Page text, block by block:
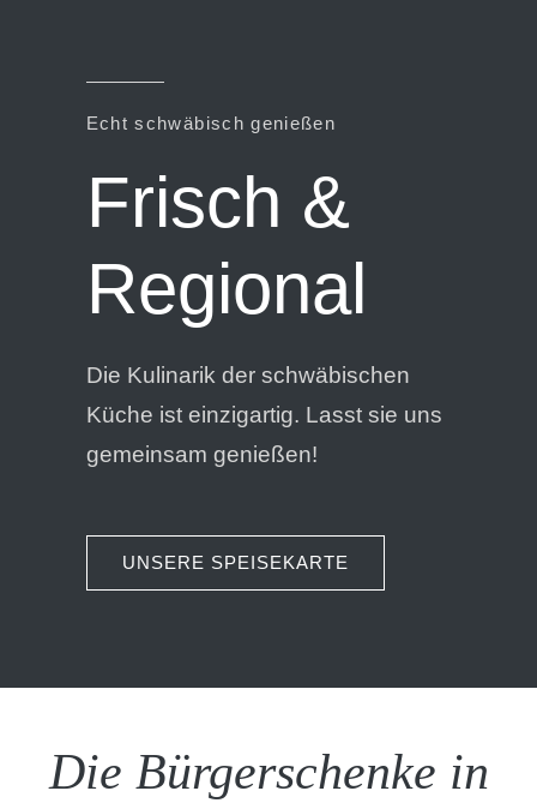
Echt schwäbisch genießen
Frisch &
Regional
Die Kulinarik der schwäbischen
Küche ist einzigartig. Lasst sie uns
gemeinsam genießen!
UNSERE SPEISEKARTE
Die Bürgerschenke in